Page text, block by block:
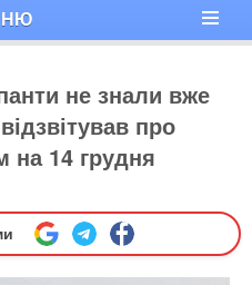
не знали вже
про
на 14 грудня